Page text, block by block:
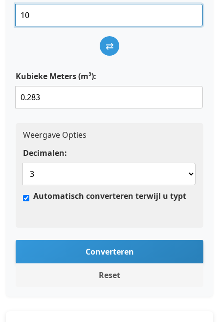
⇄
Kubieke Meters (m³):
Weergave Opties
Decimalen:
Automatisch converteren terwijl u typt
Converteren
Reset